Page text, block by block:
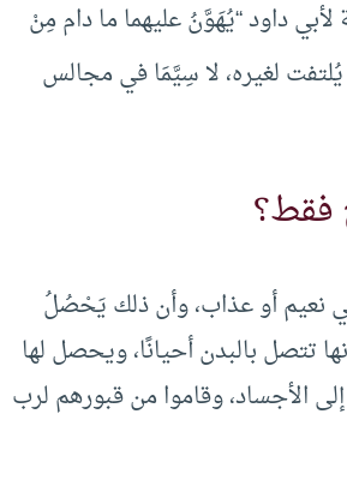
داود “يُهَوَّنُ عليهما ما دام مِنْ
لغيره، لا سِيَّمَا في مجالس
فقط؟
نعيم أو عذاب، وأن ذلك يَحْصُلُ
تتصل بالبدن أحيانًا، ويحصل لها
الأجساد، وقاموا من قبورهم لرب